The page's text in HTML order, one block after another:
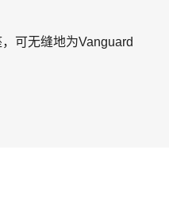
可无缝地为Vanguard